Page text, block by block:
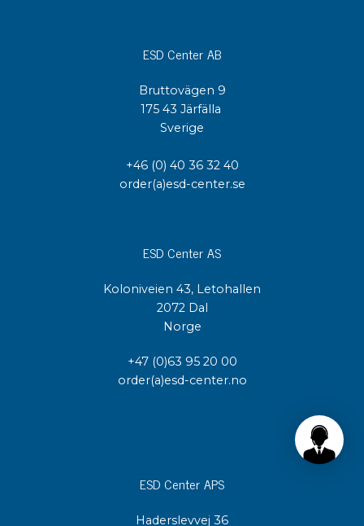
ESD Center AB
Bruttovägen 9
175 43 Järfälla
Sverige
+46 (0) 40 36 32 40
order(a)esd-center.se
ESD Center AS
Koloniveien 43, Letohallen
2072 Dal
Norge
+47 (0)63 95 20 00
order(a)esd-center.no
ESD Center APS
Haderslevvej 36